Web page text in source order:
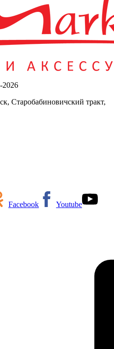
2026
Старобабиновичский тракт,
Facebook Youtube